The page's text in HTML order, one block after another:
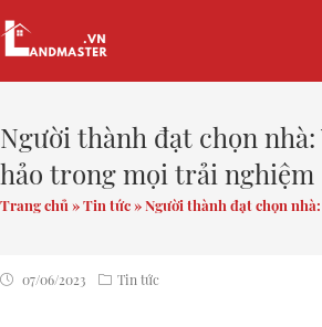
Người thành đạt chọn nhà:
hảo trong mọi trải nghiệm
Trang chủ »Tin tức»Người thành đạt chọn
07/06/2023 Tin tức